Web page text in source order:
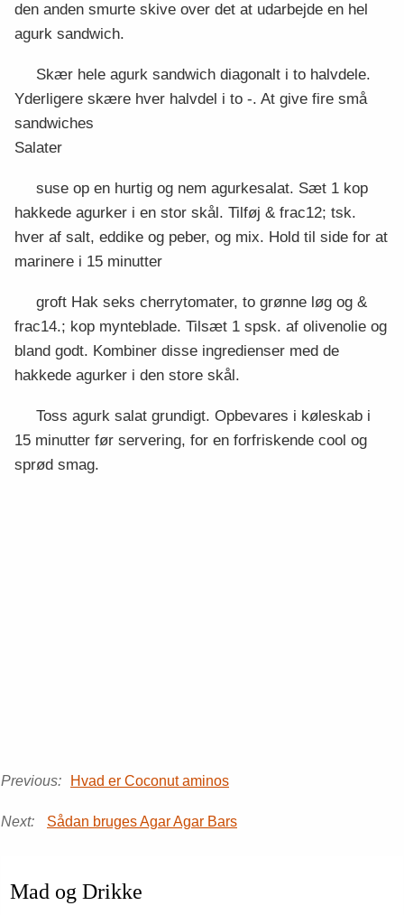
den anden smurte skive over det at udarbejde en hel
agurk sandwich.
Skær hele agurk sandwich diagonalt i to halvdele.
Yderligere skære hver halvdel i to -. At give fire små
sandwiches
Salater
suse op en hurtig og nem agurkesalat. Sæt 1 kop
hakkede agurker i en stor skål. Tilføj & frac12; tsk.
hver af salt, eddike og peber, og mix. Hold til side for at
marinere i 15 minutter
groft Hak seks cherrytomater, to grønne løg og &
frac14.; kop mynteblade. Tilsæt 1 spsk. af olivenolie og
bland godt. Kombiner disse ingredienser med de
hakkede agurker i den store skål.
Toss agurk salat grundigt. Opbevares i køleskab i
15 minutter før servering, for en forfriskende cool og
sprød smag.
Previous: Hvad er Coconut aminos
Next: Sådan bruges Agar Agar Bars
Mad og Drikke